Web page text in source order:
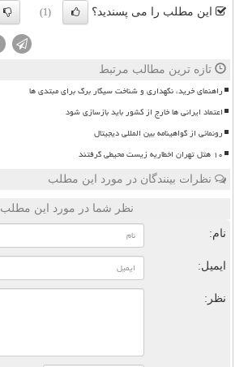
این مطلب را می پسندید؟ (1)
تازه ترین مطالب مرتبط
راهنمای خرید، نگهداری و شناخت سیگار برگ برای مبتدی ها
اعتماد ایرانی ها خارج از کشور باید بازسازی شود
رونمائی از گواهینامه بین المللی دیجیتال
۱۰ هتل تهران اخطاریه زیست محیطی گرفتند
نظرات بینندگان در مورد این مطلب
نظر شما در مورد این مطلب
نام:
ایمیل:
نظر: